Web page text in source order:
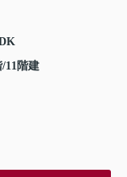
/11階建